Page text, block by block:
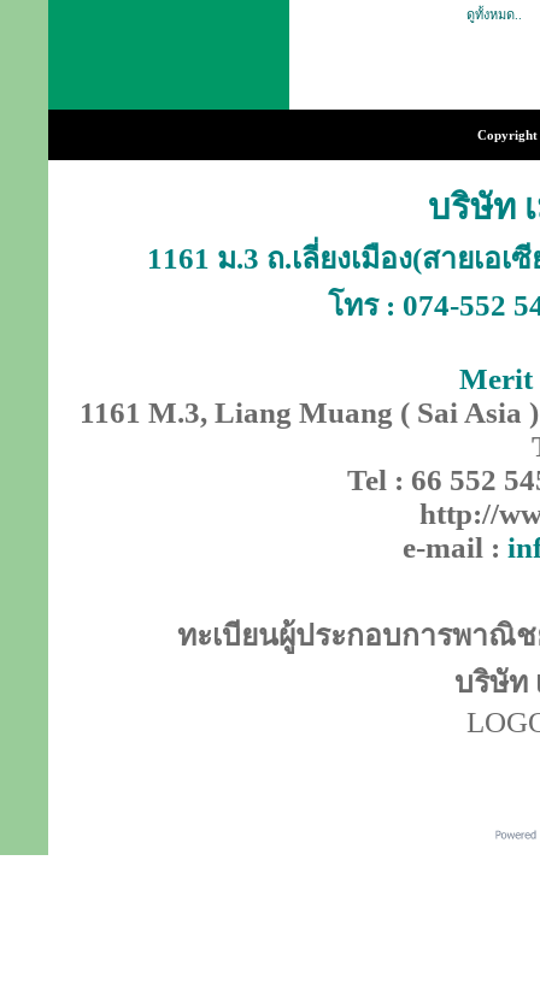
ดูทั้งหมด..
Copyright
บริษัท
1161 ม.3 ถ.เลี่ยงเมือง(สายเอ
โทร : 074-552
Merit
1161 M.3, Liang Muang ( Sai Asia
Tel : 66 552
http://
e-mail :
ทะเบียนผู้ประกอบการพาณิช
บริษัท